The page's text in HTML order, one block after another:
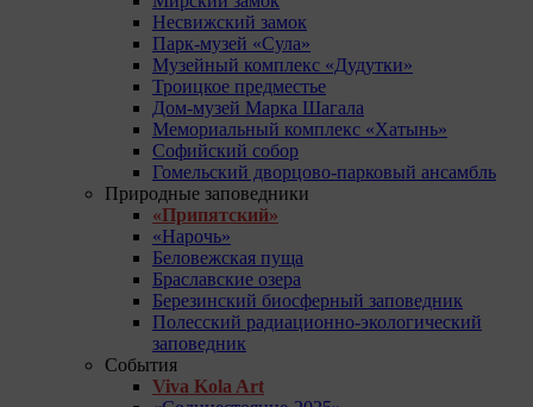
Несвижский замок
Парк-музей «Сула»
Музейный комплекс «Дудутки»
Троицкое предместье
Дом-музей Марка Шагала
Мемориальный комплекс «Хатынь»
Софийский собор
Гомельский дворцово-парковый ансамбль
Природные заповедники
«Припятский»
«Нарочь»
Беловежская пуща
Браславские озера
Березинский биосферный заповедник
Полесский радиационно-экологический
заповедник
События
Viva Kola Art